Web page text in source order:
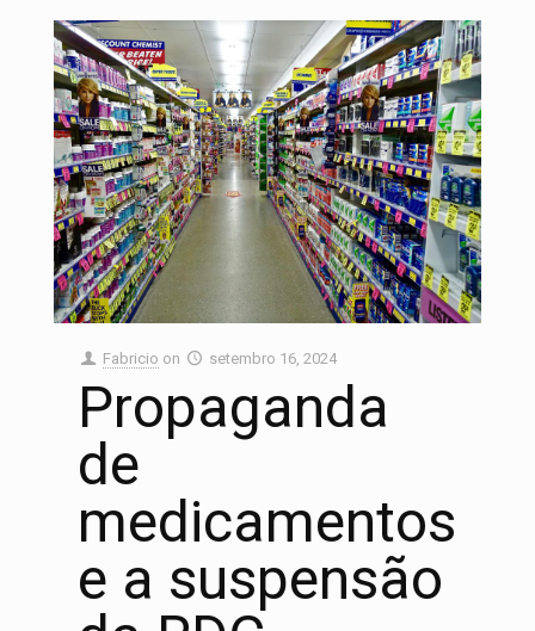
Fabricio on setembro 16, 2024
Propaganda
de
medicamentos
e a suspensão